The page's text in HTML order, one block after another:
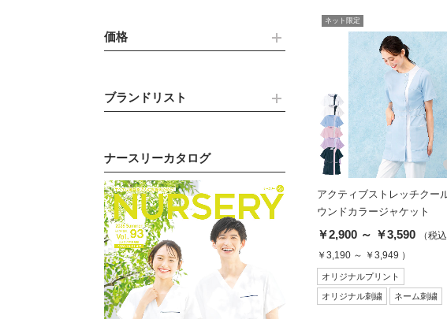
価格
ブランドリスト
ナースリーカタログ
ネット限定
アクティブストレッチクー
ウンドカラージャケット
￥2,900 ～ ￥3,590
（税込
￥3,190 ～ ￥3,949 ）
オリジナルプリント
オリジナル刺繍 ネーム刺繍